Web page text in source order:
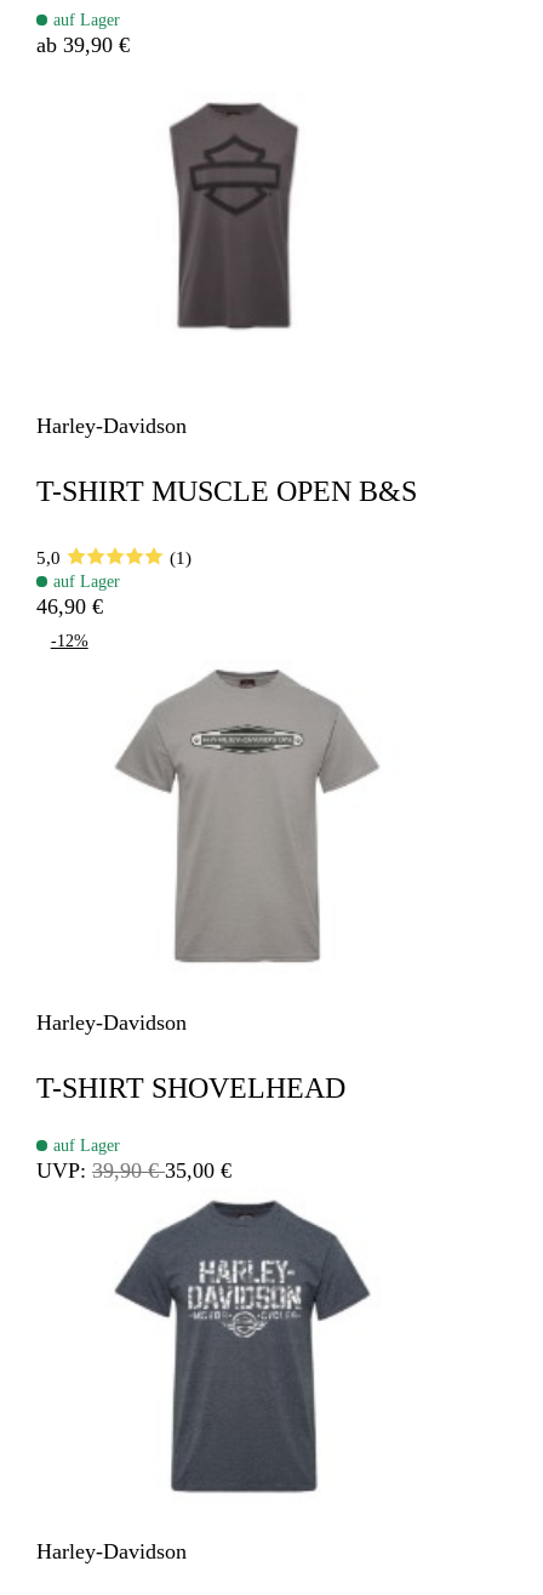
auf Lager
ab 39,90 €
Harley-Davidson
T-SHIRT MUSCLE OPEN B&S
5,0
(1)
auf Lager
46,90 €
-12%
Harley-Davidson
T-SHIRT SHOVELHEAD
auf Lager
UVP:39,90 € 35,00 €
Harley-Davidson